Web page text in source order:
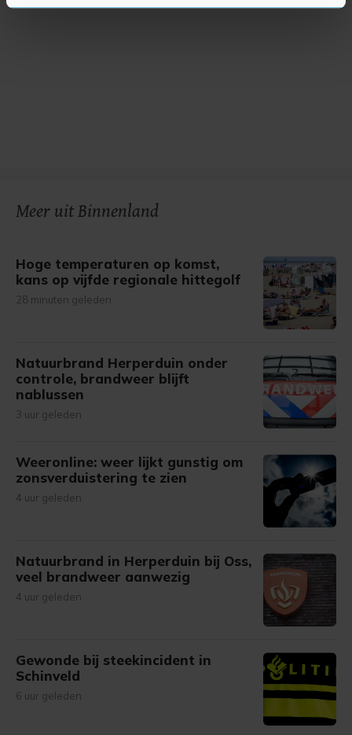
U kunt uw toestemming op elk moment wijzigen of
Meer uit Binnenland
Hoge temperaturen op komst,
kans op vijfde regionale hittegolf
28 minuten geleden
Natuurbrand Herperduin onder
controle, brandweer blijft
nablussen
3 uur geleden
Weeronline: weer lijkt gunstig om
zonsverduistering te zien
4 uur geleden
Natuurbrand in Herperduin bij Oss,
veel brandweer aanwezig
4 uur geleden
Gewonde bij steekincident in
Schinveld
6 uur geleden